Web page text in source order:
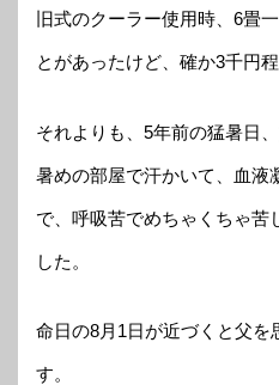
旧式のクーラー使用時、6畳
とがあったけど、確か3千円
それよりも、5年前の猛暑日
暑めの部屋で汗かいて、血液
で、呼吸苦でめちゃくちゃ苦
した。
命日の8月1日が近づくと父を
す。